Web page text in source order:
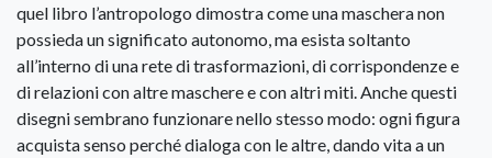
quel libro l’antropologo dimostra come una maschera non
possieda un significato autonomo, ma esista soltanto
all’interno di una rete di trasformazioni, di corrispondenze e
di relazioni con altre maschere e con altri miti. Anche questi
disegni sembrano funzionare nello stesso modo: ogni figura
acquista senso perché dialoga con le altre, dando vita a un